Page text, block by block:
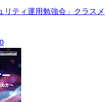
ティ運用勉強会」クラスメ